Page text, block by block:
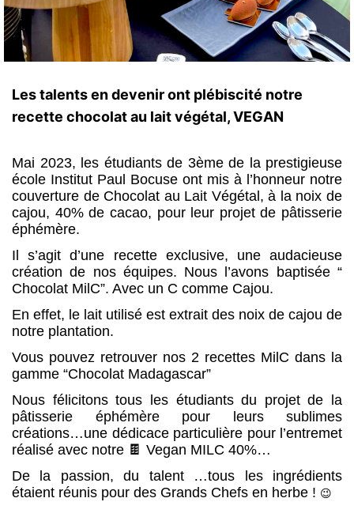
Les talents en devenir ont plébiscité notre
recette chocolat au lait végétal, VEGAN
Mai 2023, les étudiants de 3ème de la prestigieuse
école Institut Paul Bocuse ont mis à l’honneur notre
couverture de Chocolat au Lait Végétal, à la noix de
cajou, 40% de cacao, pour leur projet de pâtisserie
éphémère.
Il s’agit d’une recette exclusive, une audacieuse
création de nos équipes. Nous l’avons baptisée “
Chocolat MilC”. Avec un C comme Cajou.
En effet, le lait utilisé est extrait des noix de cajou de
notre plantation.
Vous pouvez retrouver nos 2 recettes MilC dans la
gamme “Chocolat Madagascar”
Nous félicitons tous les étudiants du projet de la
pâtisserie éphémère pour leurs sublimes
créations…une dédicace particulière pour l’entremet
réalisé avec notre 🍫 Vegan MILC 40%…
De la passion, du talent …tous les ingrédients
étaient réunis pour des Grands Chefs en herbe ! 😉